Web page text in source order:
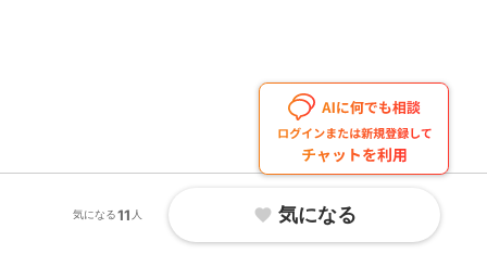
気になる11 人 favorite 気になる